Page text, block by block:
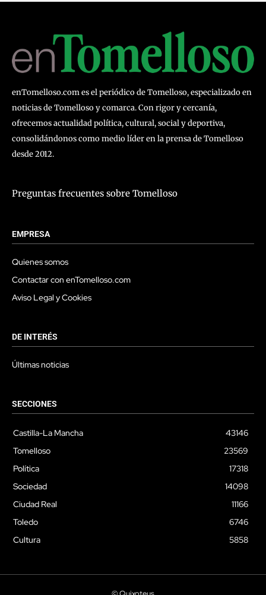
enTomelloso.com es el periódico de Tomelloso, especializado en
noticias de Tomelloso y comarca. Con rigor y cercanía,
ofrecemos actualidad política, cultural, social y deportiva,
consolidándonos como medio líder en la prensa de Tomelloso
desde 2012.
Preguntas frecuentes sobre Tomelloso
EMPRESA
Quienes somos
Contactar con enTomelloso.com
Aviso Legal y Cookies
DE INTERÉS
Últimas noticias
SECCIONES
Castilla-La Mancha
43146
Tomelloso
23569
Política
17318
Sociedad
14098
Ciudad Real
11166
Toledo
6746
Cultura
5858